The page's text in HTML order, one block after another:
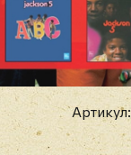
Артикул: